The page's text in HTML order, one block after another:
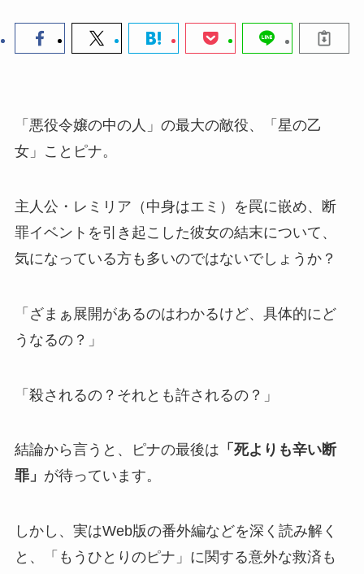
「悪役令嬢の中の人」の最大の敵役、「星の乙
女」ことピナ。
主人公・レミリア（中身はエミ）を罠に嵌め、断
罪イベントを引き起こした彼女の結末について、
気になっている方も多いのではないでしょうか？
「ざまぁ展開があるのはわかるけど、具体的にど
うなるの？」
「殺されるの？それとも許されるの？」
結論から言うと、ピナの最後は 「死よりも辛い断
罪」 が待っています。
しかし、実はWeb版の番外編などを深く読み解く
と、「もうひとりのピナ」に関する意外な救済も